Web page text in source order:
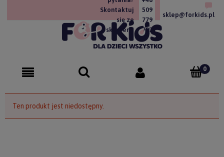
Skontaktuj
się ze
sklepem!
509
779
757
sklep@forkids.pl
Ten produkt jest niedostępny.